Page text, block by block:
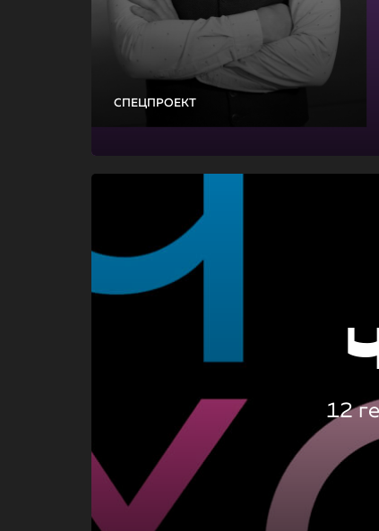
СПЕЦПРОЕКТ
12